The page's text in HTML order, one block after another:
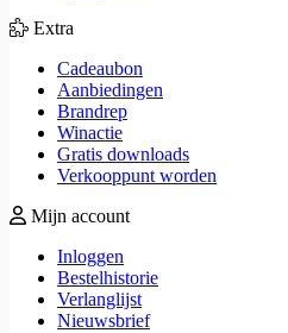
Extra
Cadeaubon
Aanbiedingen
Brandrep
Winactie
Gratis downloads
Verkooppunt worden
Mijn account
Inloggen
Bestelhistorie
Verlanglijst
Nieuwsbrief